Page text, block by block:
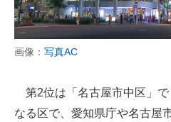
画像： 写真AC
第2位は「名古屋市中区」で
なる区で、愛知県庁や名古屋